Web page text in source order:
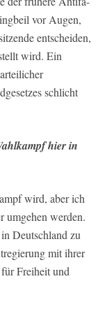
vor Augen,
entscheiden,
wird. Ein
schlicht
hier in
wird, aber ich
umgehen werden.
Deutschland zu
mit ihrer
Freiheit und